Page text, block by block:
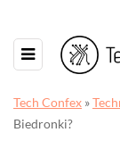
Tech Confex »
Biedronki?